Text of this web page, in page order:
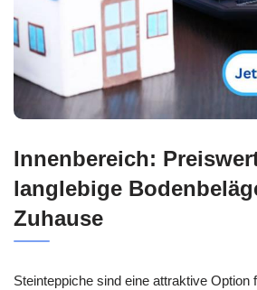
Innenbereich:
langlebige
Zuhause
Steinteppiche sind eine attraktive Option